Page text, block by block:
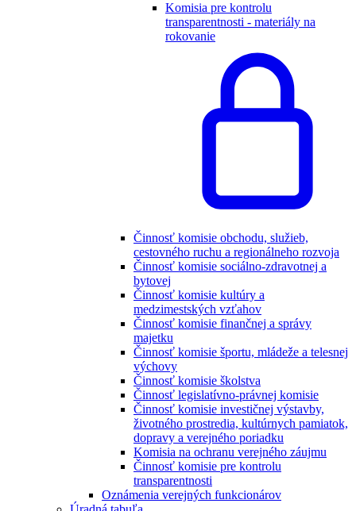
Komisia pre kontrolu
transparentnosti - materiály na
rokovanie
Činnosť komisie obchodu, služieb,
cestovného ruchu a regionálneho rozvoja
Činnosť komisie sociálno-zdravotnej a
bytovej
Činnosť komisie kultúry a
medzimestských vzťahov
Činnosť komisie finančnej a správy
majetku
Činnosť komisie športu, mládeže a telesnej
výchovy
Činnosť komisie školstva
Činnosť legislatívno-právnej komisie
Činnosť komisie investičnej výstavby,
životného prostredia, kultúrnych pamiatok,
dopravy a verejného poriadku
Komisia na ochranu verejného záujmu
Činnosť komisie pre kontrolu
transparentnosti
Oznámenia verejných funkcionárov